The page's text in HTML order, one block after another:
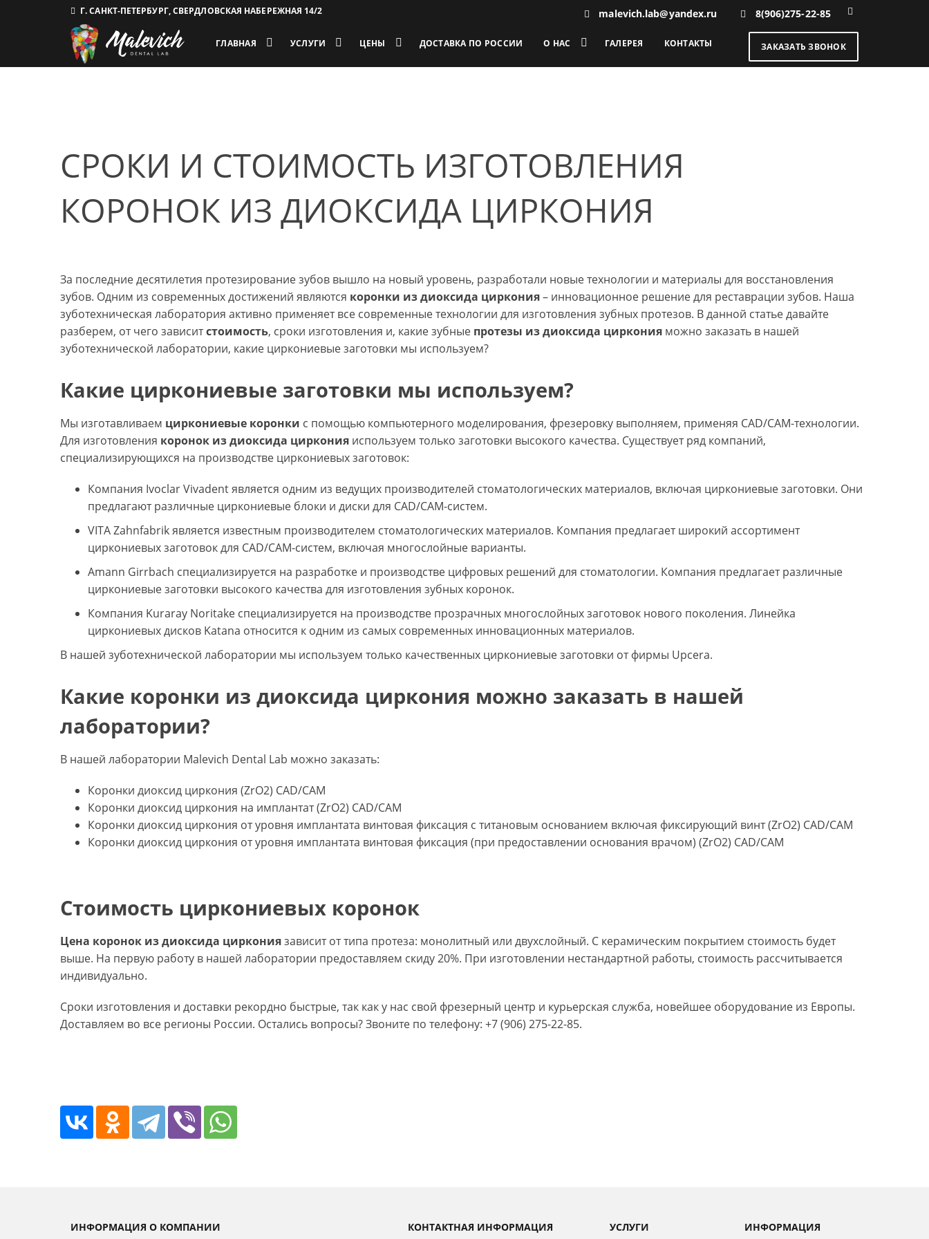
Г. САНКТ-ПЕТЕРБУРГ, СВЕРДЛОВСКАЯ НАБЕРЕЖНАЯ 14/2 malevich.lab@yandex.ru 8(906)275-22-85
ГЛАВНАЯ УСЛУГИ ЦЕНЫ ДОСТАВКА ПО РОССИИ О НАС ГАЛЕРЕЯ КОНТАКТЫ ЗАКАЗАТЬ ЗВОНОК
СРОКИ И СТОИМОСТЬ ИЗГОТОВЛЕНИЯ
КОРОНОК ИЗ ДИОКСИДА ЦИРКОНИЯ
За последние десятилетия протезирование зубов вышло на новый уровень, разработали новые технологии и материалы для восстановления
зубов. Одним из современных достижений являются коронки из диоксида циркония– инновационное решение для реставрации зубов. Наша
зуботехническая лаборатория активно применяет все современные технологии для изготовления зубных протезов. В данной статье давайте
разберем, от чего зависитстоимость, сроки изготовления и, какие зубные протезы из диоксида циркония можно заказать в нашей
зуботехнической лаборатории, какие циркониевые заготовки мы используем?
Какие циркониевые заготовки мы используем?
Мы изготавливаем циркониевые коронки с помощью компьютерного моделирования, фрезеровку выполняем, применяя CAD/CAM-технологии.
Для изготовления коронок из диоксида циркония используем только заготовки высокого качества. Существует ряд компаний,
специализирующихся на производстве циркониевых заготовок:
Компания Ivoclar Vivadent является одним из ведущих производителей стоматологических материалов, включая циркониевые заготовки. Они
предлагают различные циркониевые блоки и диски для CAD/CAM-систем.
VITA Zahnfabrik является известным производителем стоматологических материалов. Компания предлагает широкий ассортимент
циркониевых заготовок для CAD/CAM-систем, включая многослойные варианты.
Amann Girrbach специализируется на разработке и производстве цифровых решений для стоматологии. Компания предлагает различные
циркониевые заготовки высокого качества для изготовления зубных коронок.
Компания Kuraray Noritake специализируется на производстве прозрачных многослойных заготовок нового поколения. Линейка
циркониевых дисков Katana относится к одним из самых современных инновационных материалов.
В нашей зуботехнической лаборатории мы используем только качественных циркониевые заготовки от фирмы Upcera.
Какие коронки из диоксида циркония можно заказать в нашей
лаборатории?
В нашей лаборатории Malevich Dental Lab можно заказать:
Коронки диоксид циркония (ZrO2) CAD/CAM
Коронки диоксид циркония на имплантат (ZrO2) CAD/CAM
Коронки диоксид циркония от уровня имплантата винтовая фиксация с титановым основанием включая фиксирующий винт (ZrO2) CAD/CAM
Коронки диоксид циркония от уровня имплантата винтовая фиксация (при предоставлении основания врачом) (ZrO2) CAD/CAM
Стоимость циркониевых коронок
Цена коронок из диоксида циркониязависит от типа протеза: монолитный или двухслойный. С керамическим покрытием стоимость будет
выше. На первую работу в нашей лаборатории предоставляем скиду 20%. При изготовлении нестандартной работы, стоимость рассчитывается
индивидуально.
Сроки изготовления и доставки рекордно быстрые, так как у нас свой фрезерный центр и курьерская служба, новейшее оборудование из Европы.
Доставляем во все регионы России. Остались вопросы? Звоните по телефону: +7 (906) 275-22-85.
ИНФОРМАЦИЯ О КОМПАНИИ КОНТАКТНАЯ ИНФОРМАЦИЯ УСЛУГИ ИНФОРМАЦИЯ